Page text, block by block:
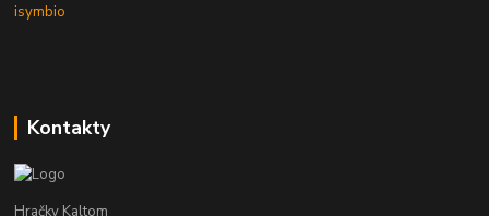
isymbio
Kontakty
Hračky Kaltom